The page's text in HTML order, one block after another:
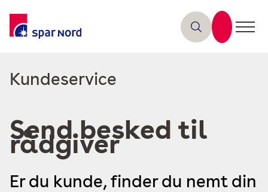
Læs
Kundeservice
Send besked til
rådgiver
Er du kunde, finder du nemt din